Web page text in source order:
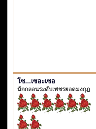
โซ...เซอะเซอ
นักกลอนระดับเพชรยอดมงกุฎ